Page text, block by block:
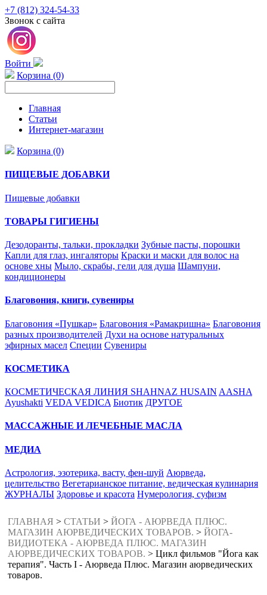
+7 (812) 324-54-33
Звонок с сайта
Войти
Корзина (0)
Главная
Статьи
Интернет-магазин
Корзина (0)
ПИЩЕВЫЕ ДОБАВКИ
Пищевые добавки
ТОВАРЫ ГИГИЕНЫ
Дезодоранты, тальки, прокладки Зубные пасты, порошки
Капли для глаз, ингаляторы Краски и маски для волос на
основе хны Мыло, скрабы, гели для душа Шампуни,
кондиционеры
Благовония, книги, сувениры
Благовония «Пушкар» Благовония «Рамакришна» Благовония
разных производителей Духи на основе натуральных
эфирных масел Специи Сувениры
КОСМЕТИКА
КОСМЕТИЧЕСКАЯ ЛИНИЯ SHAHNAZ HUSAIN AASHA
Ayushakti VEDA VEDICA Биотик ДРУГОЕ
МАССАЖНЫЕ И ЛЕЧЕБНЫЕ МАСЛА
МЕДИА
Астрология, эзотерика, васту, фен-шуй Аюрведа,
целительство Вегетарианское питание, ведическая кулинария
ЖУРНАЛЫ Здоровье и красота Нумерология, суфизм
ГЛАВНАЯ > СТАТЬИ > ЙОГА - АЮРВЕДА ПЛЮС.
МАГАЗИН АЮРВЕДИЧЕСКИХ ТОВАРОВ. > ЙОГА-
ВИДИОТЕКА - АЮРВЕДА ПЛЮС. МАГАЗИН
АЮРВЕДИЧЕСКИХ ТОВАРОВ. > Цикл фильмов "Йога как
терапия". Часть I - Аюрведа Плюс. Магазин аюрведических
товаров.